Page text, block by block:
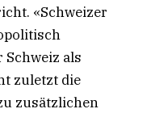
«Schweizer
als
zuletzt die
zusätzlichen